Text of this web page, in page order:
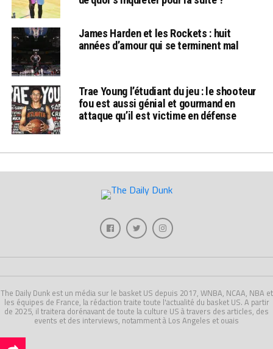
James Harden et les Rockets : huit
années d’amour qui se terminent mal
Trae Young l’étudiant du jeu : le shooteur
fou est aussi génial et gourmand en
attaque qu’il est victime en défense
The Daily Dunk est un média sur le basket US depuis 2017, WNBA, NCAA, NBA et
les équipes de France, la rédaction traite toute l'actualité du basket US. A partir
de 2025, il traitera dorénavant de toute la culture US à travers des articles, des
events et des interviews, notamment à Los Angeles et ouais